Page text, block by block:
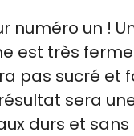
numéro un !
est très
pas sucré et
sera
durs et sans